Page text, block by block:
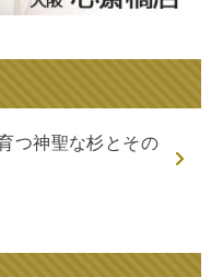
つ神聖な杉とその